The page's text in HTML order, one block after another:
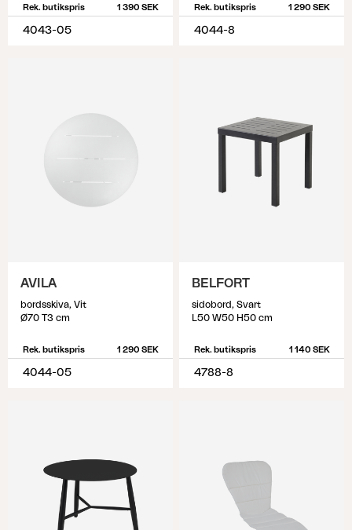
Rek. butikspris 1 390 SEK
4043-05
Rek. butikspris 1 290 SEK
4044-8
AVILA
bordsskiva, Vit
Ø70 T3 cm
Rek. butikspris 1 290 SEK
4044-05
BELFORT
sidobord, Svart
L50 W50 H50 cm
Rek. butikspris 1 140 SEK
4788-8